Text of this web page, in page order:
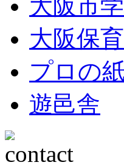
大阪市
大阪保
プロの
遊邑舎